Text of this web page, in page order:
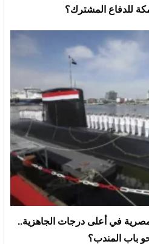
للدفاع المشترك؟
في أعلى درجات الجاهزية..
باب المندب؟